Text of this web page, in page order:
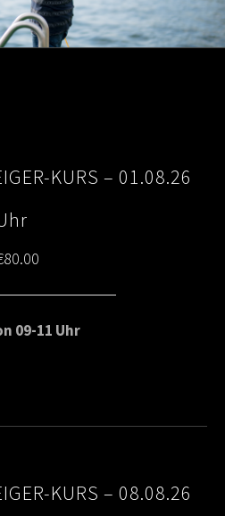
KURS – 01.08.26
80.00
range:
€65.00
09-11 Uhr
KURS – 08.08.26